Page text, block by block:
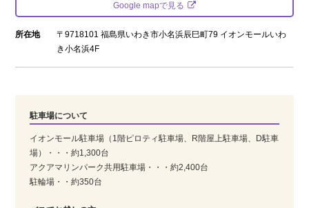
Google mapで見る
所在地
〒9718101 福島県いわき市小名浜辰巳町79 イオンモールいわ
き小名浜4F
駐車場について
イオンモール駐車場（1階ピロティ駐車場、R階屋上駐車場、D駐車
場）・・・約1,300台
アクアマリンパーク共用駐車場・・・約2,400台
駐輪場・・約350台